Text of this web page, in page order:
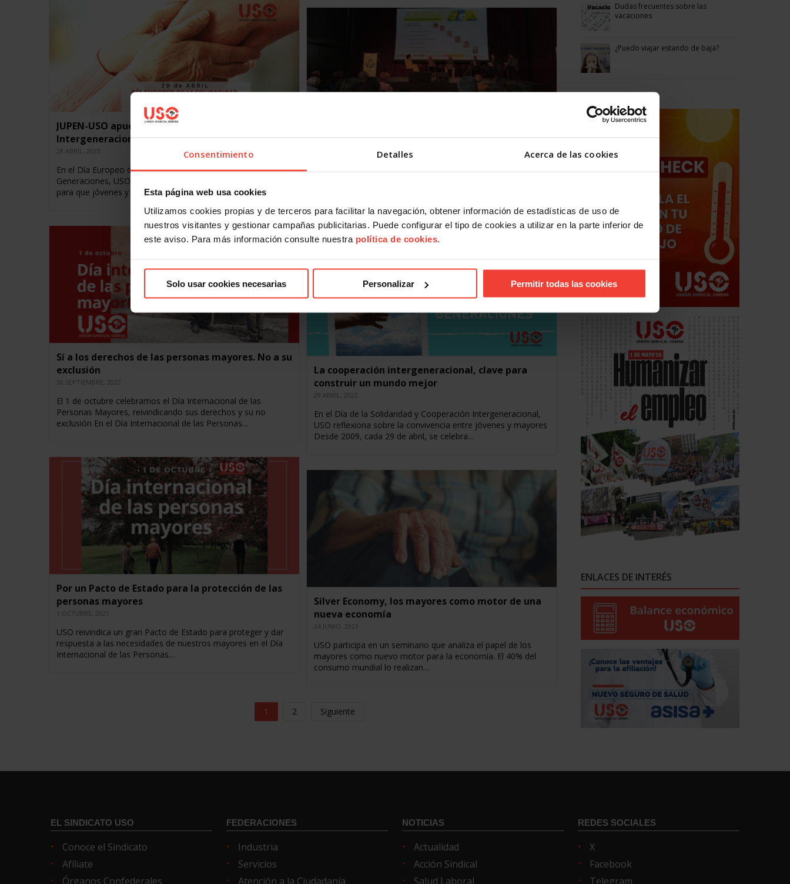
Consentimiento Detalles Acerca de las cookies
Esta página web usa cookies
Utilizamos cookies propias y de terceros para facilitar la navegación, obtener información de estadísticas de uso de
nuestros visitantes y gestionar campañas publicitarias. Puede configurar el tipo de cookies a utilizar en la parte inferior de
este aviso. Para más información consulte nuestra política de cookies.
Solo usar cookies necesarias Personalizar Permitir todas las cookies
JUPEN-USO apuesta por un Pacto
Intergeneracional
28 ABRIL, 2023
En el Día Europeo de la Solidaridad y Cooperación entre
Generaciones, USO apuesta por un pacto intergeneracional
para que jóvenes y mayores puedan alcanzar una vida…
Organizaciones de Mayores
asociaciones de mayores bajo el lema…
Sí a los derechos de las personas mayores. No a su
exclusión
30 SEPTIEMBRE, 2022
El 1 de octubre celebramos el Día Internacional de las
Personas Mayores, reivindicando sus derechos y su no
exclusión En el Día Internacional de las Personas…
La cooperación intergeneracional, clave para
construir un mundo mejor
29 ABRIL, 2022
En el Día de la Solidaridad y Cooperación Intergeneracional,
USO reflexiona sobre la convivencia entre jóvenes y mayores
Desde 2009, cada 29 de abril, se celebra…
Por un Pacto de Estado para la protección de las
personas mayores
1 OCTUBRE, 2021
USO reivindica un gran Pacto de Estado para proteger y dar
respuesta a las necesidades de nuestros mayores en el Día
Internacional de las Personas…
Silver Economy, los mayores como motor de una
nueva economía
24 JUNIO, 2021
USO participa en un seminario que analiza el papel de los
mayores como nuevo motor para la economía. El 40% del
consumo mundial lo realizan…
1 2 Siguiente
Dudas frecuentes sobre las
vacaciones
¿Puedo viajar estando de baja?
ENLACES DE INTERÉS
EL SINDICATO USO
Conoce el Sindicato
Afíliate
Órganos Confederales
FEDERACIONES
Industria
Servicios
Atención a la Ciudadanía
NOTICIAS
Actualidad
Acción Sindical
Salud Laboral
REDES SOCIALES
X
Facebook
Telegram